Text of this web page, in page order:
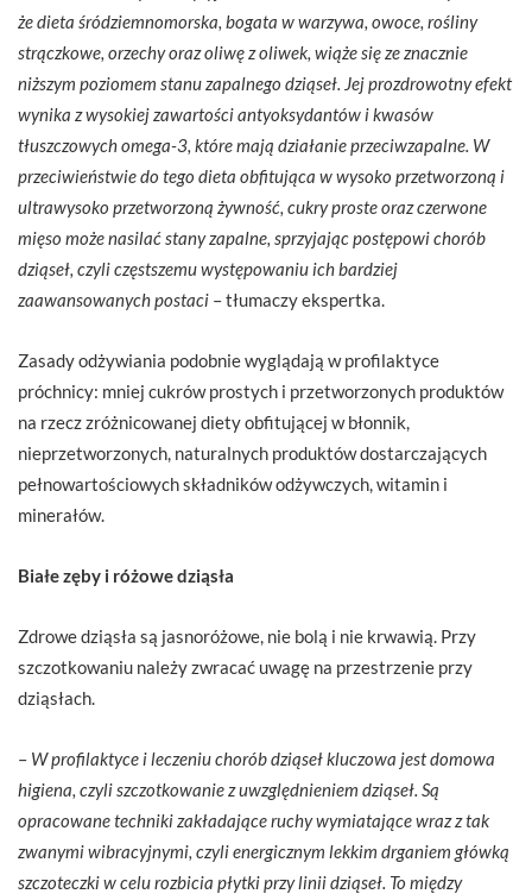
że dieta śródziemnomorska, bogata w warzywa, owoce, rośliny
strączkowe, orzechy oraz oliwę z oliwek, wiąże się ze znacznie
niższym poziomem stanu zapalnego dziąseł. Jej prozdrowotny efekt
wynika z wysokiej zawartości antyoksydantów i kwasów
tłuszczowych omega-3, które mają działanie przeciwzapalne. W
przeciwieństwie do tego dieta obfitująca w wysoko przetworzoną i
ultrawysoko przetworzoną żywność, cukry proste oraz czerwone
mięso może nasilać stany zapalne, sprzyjając postępowi chorób
dziąseł, czyli częstszemu występowaniu ich bardziej
zaawansowanych postaci – tłumaczy ekspertka.
Zasady odżywiania podobnie wyglądają w profilaktyce
próchnicy: mniej cukrów prostych i przetworzonych produktów
na rzecz zróżnicowanej diety obfitującej w błonnik,
nieprzetworzonych, naturalnych produktów dostarczających
pełnowartościowych składników odżywczych, witamin i
minerałów.
Białe zęby i różowe dziąsła
Zdrowe dziąsła są jasnoróżowe, nie bolą i nie krwawią. Przy
szczotkowaniu należy zwracać uwagę na przestrzenie przy
dziąsłach.
– W profilaktyce i leczeniu chorób dziąseł kluczowa jest domowa
higiena, czyli szczotkowanie z uwzględnieniem dziąseł. Są
opracowane techniki zakładające ruchy wymiatające wraz z tak
zwanymi wibracyjnymi, czyli energicznym lekkim drganiem główką
szczoteczki w celu rozbicia płytki przy linii dziąseł. To między